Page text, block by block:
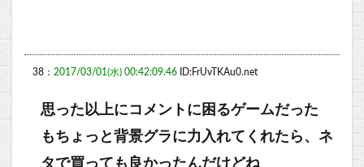
38： 2017/03/01(水) 00:42:09.46 ID:FrUvTKAu0.net
思った以上にコメントに困るゲームだった
もちょっと背景グラに力入れてくれたら、ネ
タで買っても良かったんだけどね